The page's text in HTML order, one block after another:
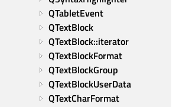
QTabletEvent
QTextBlock
QTextBlock::iterator
QTextBlockFormat
QTextBlockGroup
QTextBlockUserData
QTextCharFormat